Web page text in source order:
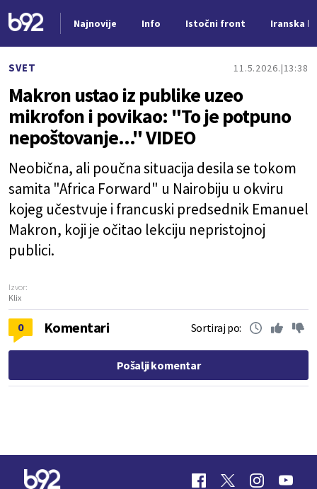
Najnovije Info Istočni front Iranska
SVET 11.5.2026. 13:38
Makron ustao iz publike uzeo
mikrofon i povikao: "To je potpuno
nepoštovanje..." VIDEO
Neobična, ali poučna situacija desila se tokom
samita "Africa Forward" u Nairobiju u okviru
kojeg učestvuje i francuski predsednik Emanuel
Makron, koji je očitao lekciju nepristojnoj
publici.
Izvor:
Klix
0 Komentari Sortiraj po:
Pošalji komentar